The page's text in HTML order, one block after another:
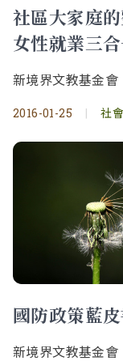
社區大家庭
女性就業三
新境界文教基金會
2016-01-25 | 社會
國防政策藍
新境界文教基金會